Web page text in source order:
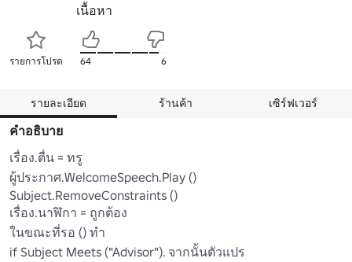
เนื้อหา
รายการโปรด 64 6
รายละเอียด ร้านค้า เซิร์ฟเวอร์
คำอธิบาย
เรื่อง.ตื่น = ทรู
ผู้ประกาศ.WelcomeSpeech.Play ()
Subject.RemoveConstraints ()
เรื่อง.นาฬิกา = ถูกต้อง
ในขณะที่รอ () ทํา
if Subject Meets ("Advisor"). จากนั้นตัวแปร